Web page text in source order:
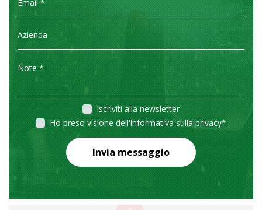
Iscriviti alla newsletter
Ho preso visione dell'informativa sulla privacy*
Invia messaggio